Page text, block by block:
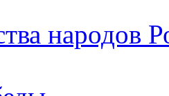
народов